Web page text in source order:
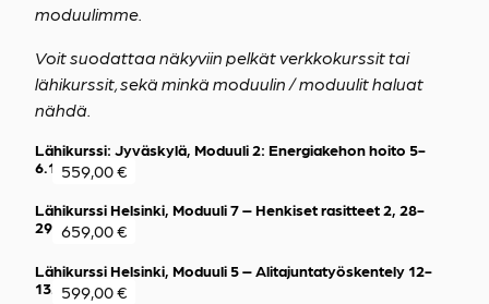
moduulimme.
Voit suodattaa näkyviin pelkät verkkokurssit tai
lähikurssit, sekä minkä moduulin / moduulit haluat
nähdä.
559,00€
Lähikurssi: Jyväskylä, Moduuli 2: Energiakehon hoito 5-
6.12.2026
659,00€
Lähikurssi Helsinki, Moduuli 7 – Henkiset rasitteet 2, 28-
29.11.2026
599,00€
Lähikurssi Helsinki, Moduuli 5 – Alitajuntatyöskentely 12-
13.12.2026